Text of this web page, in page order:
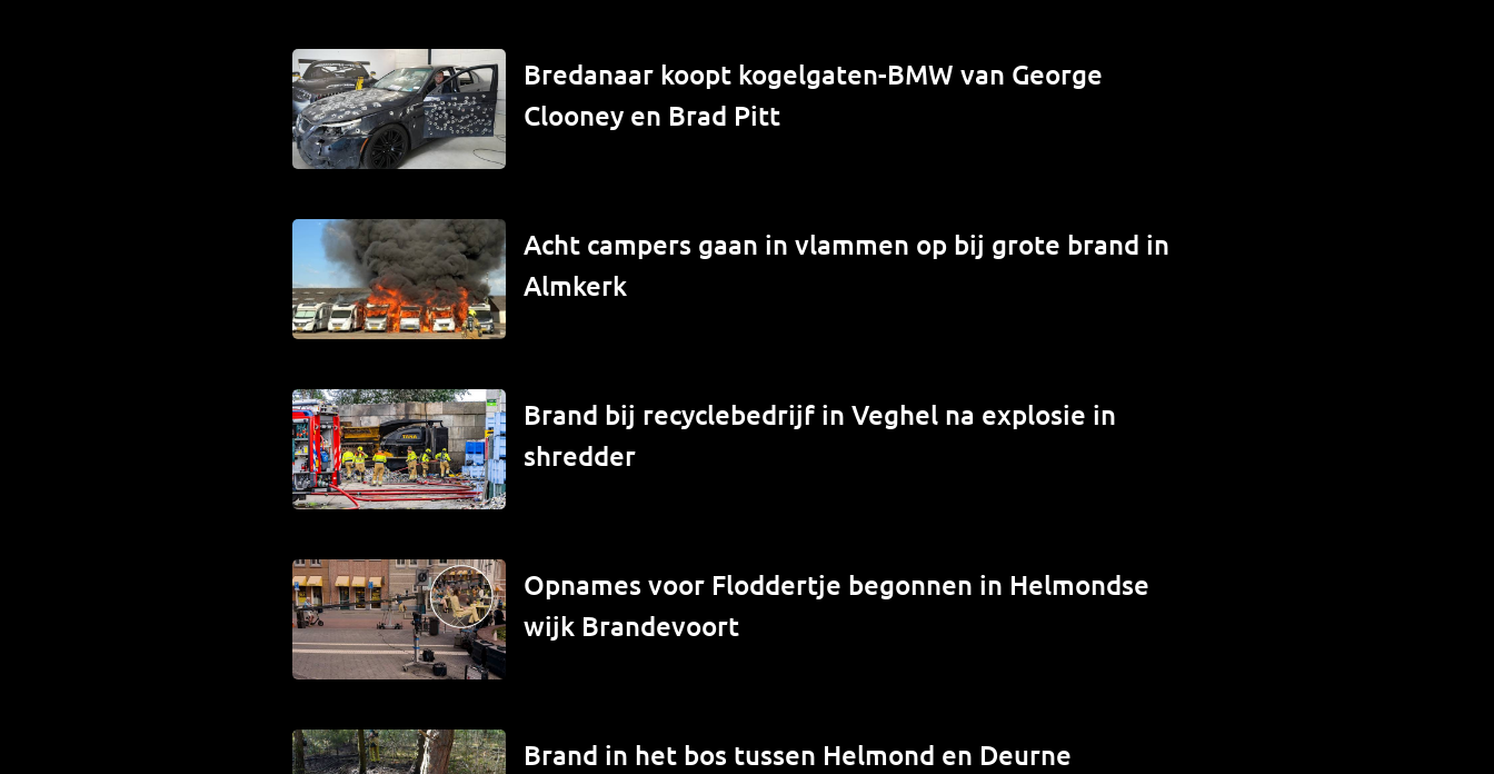
Bredanaar koopt kogelgaten-BMW van George
Clooney en Brad Pitt
Acht campers gaan in vlammen op bij grote brand in
Almkerk
Brand bij recyclebedrijf in Veghel na explosie in
shredder
Opnames voor Floddertje begonnen in Helmondse
wijk Brandevoort
Brand in het bos tussen Helmond en Deurne